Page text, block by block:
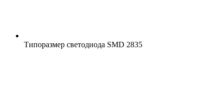
Типоразмер светодиода SMD 2835